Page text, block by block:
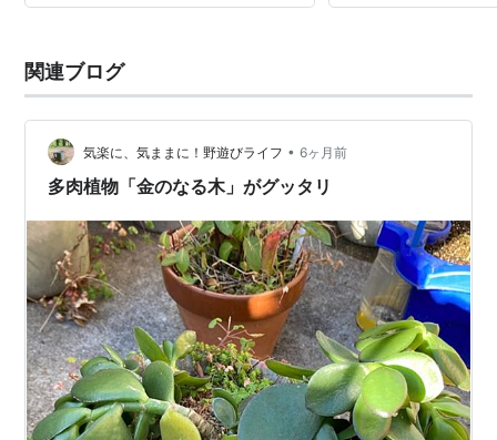
関連ブログ
気楽に、気ままに！野遊びライフ • 6ヶ月前
多肉植物「金のなる木」がグッタリ